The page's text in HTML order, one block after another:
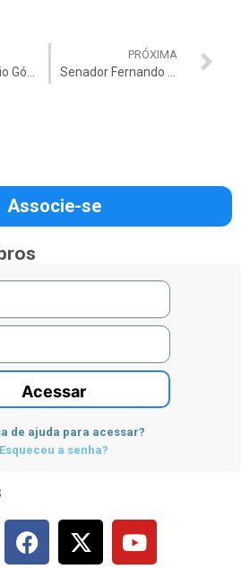
PRÓXIMA
Associe-se
Acessar
de ajuda para acessar?
Esqueceu a senha?